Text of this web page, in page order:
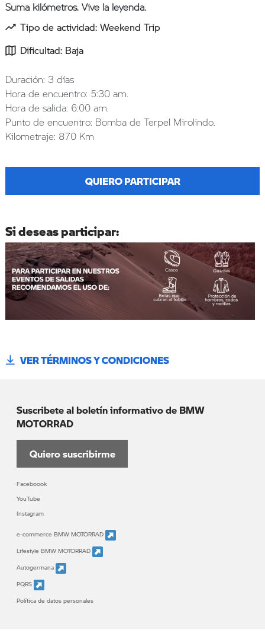
Suma kilómetros. Vive la leyenda.
Tipo de actividad: Weekend Trip
Dificultad: Baja
Duración: 3 días
Hora de encuentro: 5:30 am.
Hora de salida: 6:00 am.
Punto de encuentro: Bomba de Terpel Mirolindo.
Kilometraje: 870 Km
QUIERO PARTICIPAR
Si deseas participar:
VER TÉRMINOS Y CONDICIONES
Suscribete al boletín informativo de BMW
MOTORRAD
Quiero suscribirme
Faceboook
YouTube
Instagram
e-commerce BMW MOTORRAD
Lifestyle BMW MOTORRAD
Autogermana
PQRS
Política de datos personales